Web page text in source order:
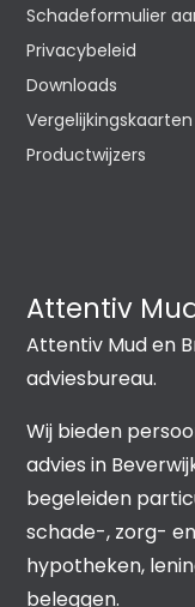
Attentiv
Attentiv Mud en
adviesbureau.
Wij bieden
advies in
begeleiden
schade-, zorg-
hypotheken,
beleggen.
Schadeformulier
Privacybeleid
Downloads
Vergelijkingskaarten
Productwijzers